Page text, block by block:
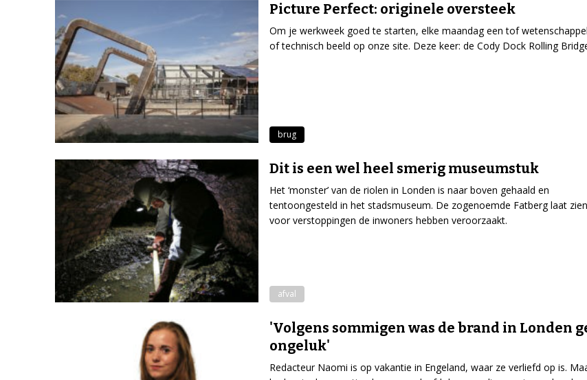
Picture Perfect: originele oversteek
Om je werkweek goed te starten, elke maandag een tof
of technisch beeld op onze site. Deze keer: de Cody Dock Rolling
brug
Dit is een wel heel smerig museumstuk
Het ‘monster’ van de riolen in Londen is naar boven gehaald en
tentoongesteld in het stadsmuseum. De zogenoemde Fatberg laat
voor verstoppingen de inwoners hebben veroorzaakt.
afval
'Volgens sommigen was de brand in Londen
ongeluk'
Redacteur Naomi is op vakantie in Engeland, waar ze verliefd op is.